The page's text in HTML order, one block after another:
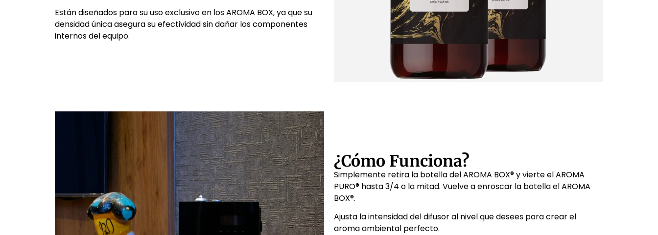
Están diseñados para su uso exclusivo en los AROMA BOX, ya que su
densidad única asegura su efectividad sin dañar los componentes
internos del equipo.
¿Cómo Funciona?
Simplemente retira la botella del AROMA BOX® y vierte el AROMA
PURO® hasta 3/4 o la mitad. Vuelve a enroscar la botella el AROMA
BOX®.
Ajusta la intensidad del difusor al nivel que desees para crear el
aroma ambiental perfecto.